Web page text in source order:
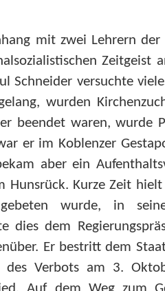
mit zwei Lehrern der
Zeitgeist
Schneider versuchte
wurden
beendet waren, wurde
er im Koblenzer
aber ein
Hunsrück. Kurze Zeit
wurde, in
dies dem
Er bestritt dem
Verbots am 3.